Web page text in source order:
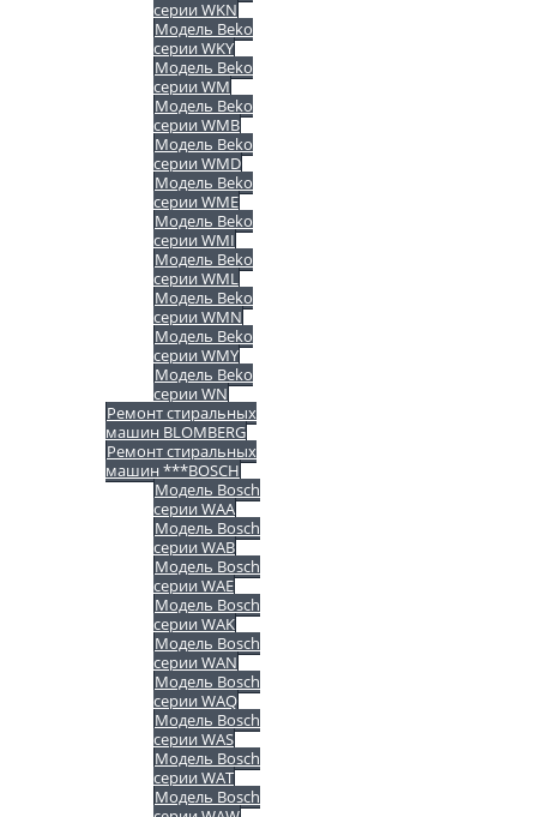
серии WKN
Модель Beko
серии WKY
Модель Beko
серии WM
Модель Beko
серии WMB
Модель Beko
серии WMD
Модель Beko
серии WME
Модель Beko
серии WMI
Модель Beko
серии WML
Модель Beko
серии WMN
Модель Beko
серии WMY
Модель Beko
серии WN
Ремонт стиральных
машин BLOMBERG
Ремонт стиральных
машин ***BOSCH
Модель Bosch
серии WAA
Модель Bosch
серии WAB
Модель Bosch
серии WAE
Модель Bosch
серии WAK
Модель Bosch
серии WAN
Модель Bosch
серии WAQ
Модель Bosch
серии WAS
Модель Bosch
серии WAT
Модель Bosch